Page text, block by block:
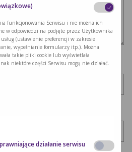
funkcjonowania Serwisu i nie można ich
w odpowiedzi na podjęte przez Użytkownika
(ustawienie preferencji w zakresie
wypełnianie formularzy itp.). Można
takie pliki cookie lub wyświetlała
niektóre części Serwisu mogą nie działać.
działanie serwisu